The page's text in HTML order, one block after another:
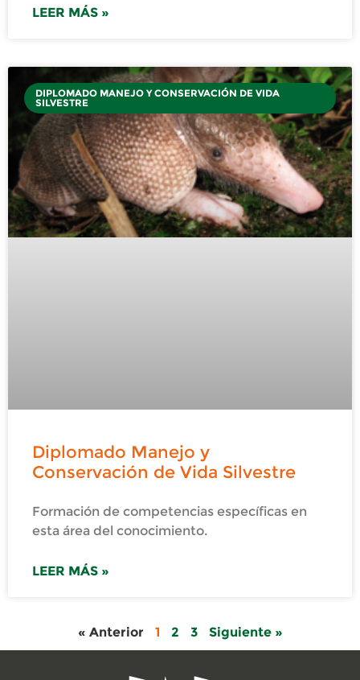
LEER MÁS »
DIPLOMADO MANEJO Y CONSERVACIÓN DE VIDA
SILVESTRE
Diplomado Manejo y
Conservación de Vida Silvestre
Formación de competencias específicas en
esta área del conocimiento.
LEER MÁS »
« Anterior 1 2 3 Siguiente »